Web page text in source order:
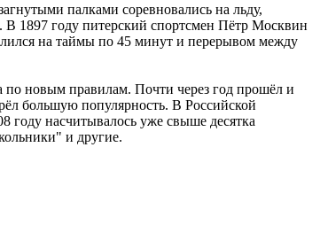
палками соревновались на льду,
В 1897 году питерский спортсмен Пётр Москвин
на таймы по 45 минут и перерывом между
по новым правилам. Почти через год прошёл и
большую популярность. В Российской
году насчитывалось уже свыше десятка
и другие.